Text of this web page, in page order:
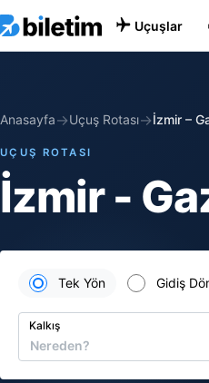
Uçuşlar
Anasayfa→Uçuş Rotası→İzmir –
UÇUŞ ROTASI
İzmir -
Tek Yön Gidiş
Kalkış